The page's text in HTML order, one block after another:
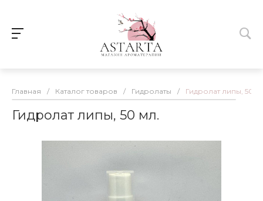
Главная / Каталог товаров / Гидролаты / Гидролат липы, 50
Гидролат липы, 50 мл.